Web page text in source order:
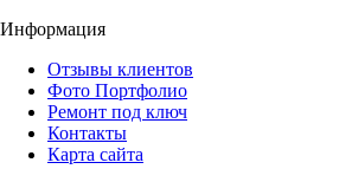
Информация
Отзывы клиентов
Фото Портфолио
Ремонт под ключ
Контакты
Карта сайта